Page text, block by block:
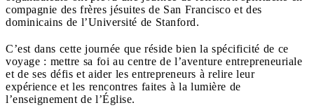
compagnie des frères jésuites de San Francisco et des
dominicains de l’Université de Stanford.
C’est dans cette journée que réside bien la spécificité de ce
voyage : mettre sa foi au centre de l’aventure entrepreneuriale
et de ses défis et aider les entrepreneurs à relire leur
expérience et les rencontres faites à la lumière de
l’enseignement de l’Église.